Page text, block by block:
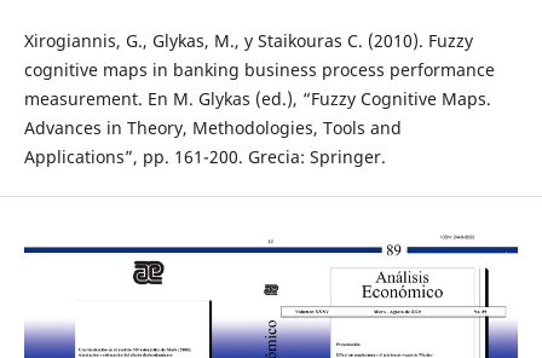
Xirogiannis, G., Glykas, M., y Staikouras C. (2010). Fuzzy
cognitive maps in banking business process performance
measurement. En M. Glykas (ed.), “Fuzzy Cognitive Maps.
Advances in Theory, Methodologies, Tools and
Applications”, pp. 161-200. Grecia: Springer.